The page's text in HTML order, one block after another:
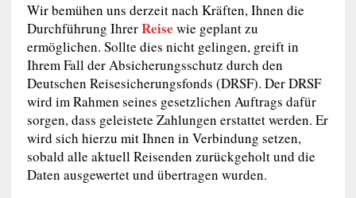
Wir bemühen uns derzeit nach Kräften, Ihnen die
Durchführung IhrerReise wie geplant zu
ermöglichen. Sollte dies nicht gelingen, greift in
Ihrem Fall der Absicherungsschutz durch den
Deutschen Reisesicherungsfonds (DRSF). Der DRSF
wird im Rahmen seines gesetzlichen Auftrags dafür
sorgen, dass geleistete Zahlungen erstattet werden. Er
wird sich hierzu mit Ihnen in Verbindung setzen,
sobald alle aktuell Reisenden zurückgeholt und die
Daten ausgewertet und übertragen wurden.